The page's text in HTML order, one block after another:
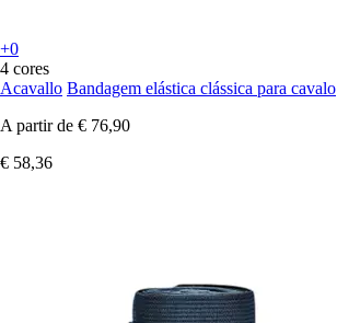
+0
4 cores
Acavallo Bandagem elástica clássica para cavalo
A partir de € 76,90
€ 58,36